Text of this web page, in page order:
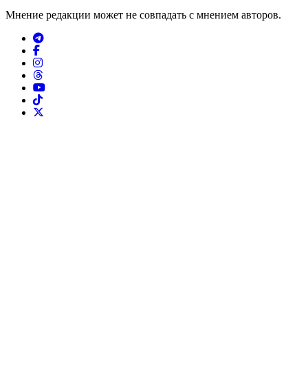
Мнение редакции может не совпадать с мнением авторов.